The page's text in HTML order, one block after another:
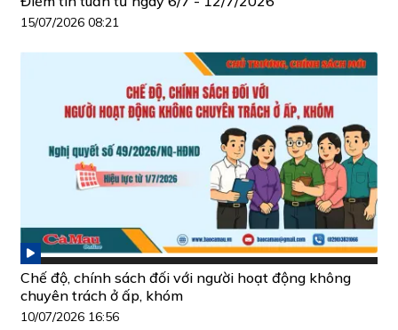
15/07/2026 08:21
Chế độ, chính sách đối với người hoạt động không
chuyên trách ở ấp, khóm
10/07/2026 16:56